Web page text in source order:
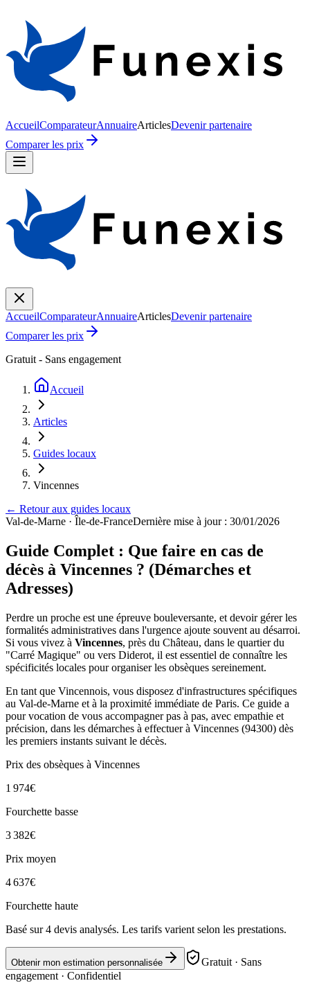
AccueilComparateurAnnuaireArticlesDevenir partenaire
Comparer les prix
AccueilComparateurAnnuaireArticlesDevenir partenaire
Comparer les prix
Gratuit - Sans engagement
Accueil
Articles
Guides locaux
Vincennes
← Retour aux guides locaux
Val-de-Marne · Île-de-FranceDernière mise à jour : 30/01/2026
Guide Complet : Que faire en cas de
décès à Vincennes ? (Démarches et
Adresses)
Perdre un proche est une épreuve bouleversante, et devoir gérer les
formalités administratives dans l'urgence ajoute souvent au désarroi.
Si vous vivez à Vincennes, près du Château, dans le quartier du
"Carré Magique" ou vers Diderot, il est essentiel de connaître les
spécificités locales pour organiser les obsèques sereinement.
En tant que Vincennois, vous disposez d'infrastructures spécifiques
au Val-de-Marne et à la proximité immédiate de Paris. Ce guide a
pour vocation de vous accompagner pas à pas, avec empathie et
précision, dans les démarches à effectuer à Vincennes (94300) dès
les premiers instants suivant le décès.
Prix des obsèques à Vincennes
1 974€
Fourchette basse
3 382€
Prix moyen
4 637€
Fourchette haute
Basé sur4 devis analysés. Les tarifs varient selon les prestations.
Obtenir mon estimation personnalisée
Gratuit · Sans
engagement · Confidentiel